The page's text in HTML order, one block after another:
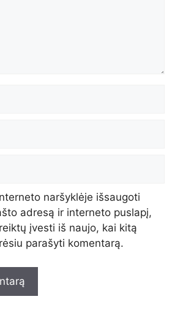
naršyklėje išsaugoti
adresą ir interneto puslapį,
įvesti iš naujo, kai kitą
parašyti komentarą.